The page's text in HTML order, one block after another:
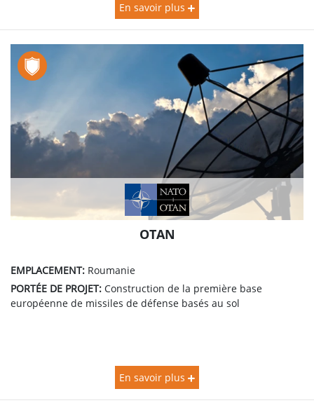
En savoir plus
OTAN
EMPLACEMENT: Roumanie
PORTÉE DE PROJET: Construction de la première base
européenne de missiles de défense basés au sol
En savoir plus